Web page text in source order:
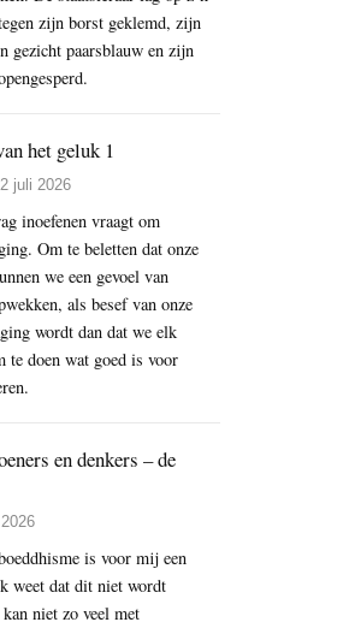
zijn borst geklemd, zijn
gezicht paarsblauw en zijn
het geluk 1
juli 2026
inoefenen vraagt om
Om te beletten dat onze
we een gevoel van
als besef van onze
wordt dan dat we elk
te doen wat goed is voor
en denkers – de
is voor mij een
weet dat dit niet wordt
niet zo veel met